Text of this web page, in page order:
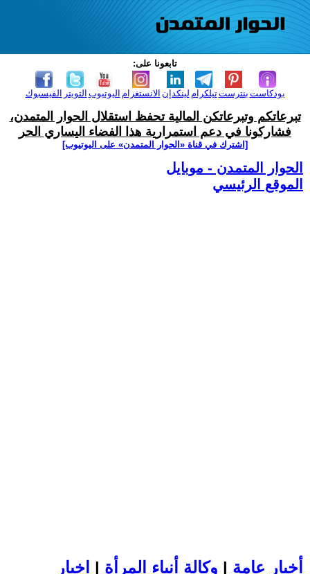
تابعونا على:
الفيسبوك التويتر اليوتيوب الانستغرام لينكدإن تيلكرامبنترست بودكاست
تبرعاتكم وتبرعاتكن المالية تحفظ استقلال الحوار المتمدن،
فشاركونا في دعم استمرارية هذا الفضاء اليساري الحر
[اشترك في قناة ‫«الحوار المتمدن» على اليوتيوب]
الحوار المتمدن - موبايل
الموقع الرئيسي
أخبار عامة | وكالة أنباء المرأة | اخبار